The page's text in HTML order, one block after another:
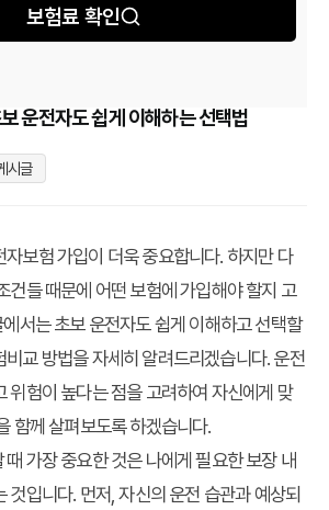
보험료 확인
운전자도 쉽게 이해하는 선택법
시글
보험 가입이 더욱 중요합니다. 하지만 다
건들 때문에 어떤 보험에 가입해야 할지 고
서는 초보 운전자도 쉽게 이해하고 선택할
비교 방법을 자세히 알려드리겠습니다. 운전
위험이 높다는 점을 고려하여 자신에게 맞
함께 살펴보도록 하겠습니다.
가장 중요한 것은 나에게 필요한 보장 내
것입니다. 먼저, 자신의 운전 습관과 예상되